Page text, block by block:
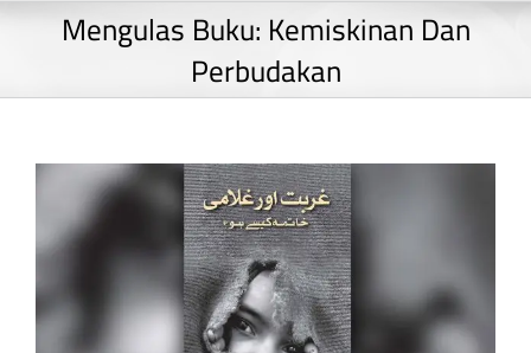
Mengulas Buku: Kemiskinan Dan
Perbudakan
View
Larger
Image